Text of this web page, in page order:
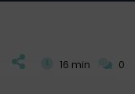
16 min 0